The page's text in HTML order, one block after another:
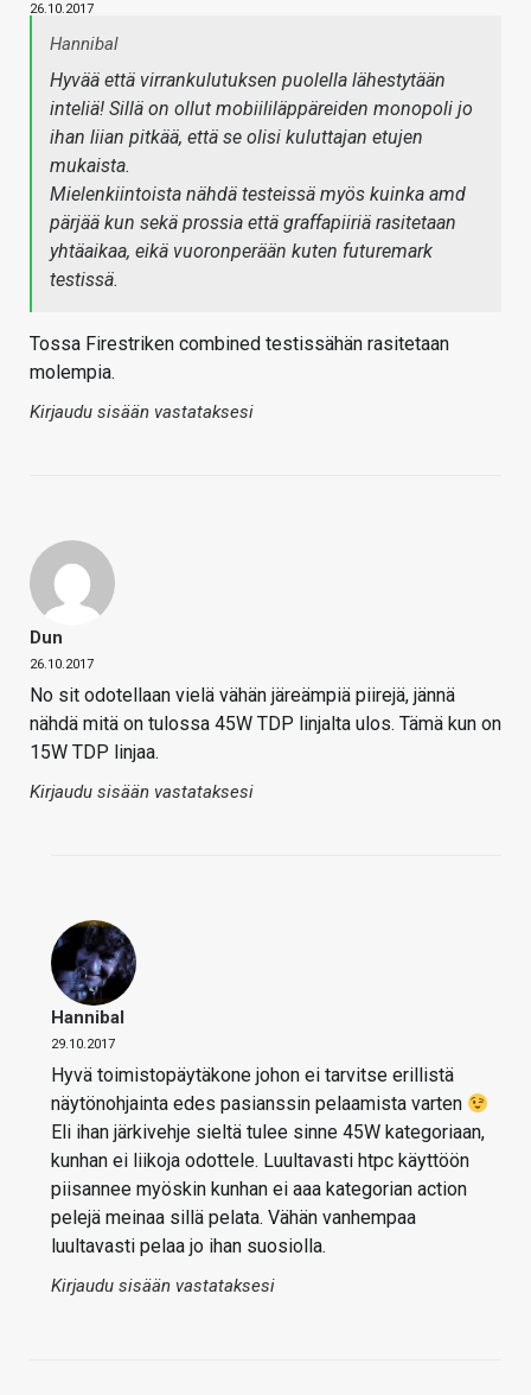
26.10.2017
Hannibal
Hyvää että virrankulutuksen puolella lähestytään
inteliä! Sillä on ollut mobiililäppäreiden monopoli jo
ihan liian pitkää, että se olisi kuluttajan etujen
mukaista.
Mielenkiintoista nähdä testeissä myös kuinka amd
pärjää kun sekä prossia että graffapiiriä rasitetaan
yhtäaikaa, eikä vuoronperään kuten futuremark
testissä.
Tossa Firestriken combined testissähän rasitetaan
molempia.
Kirjaudu sisään vastataksesi
Dun
26.10.2017
No sit odotellaan vielä vähän järeämpiä piirejä, jännä
nähdä mitä on tulossa 45W TDP linjalta ulos. Tämä kun on
15W TDP linjaa.
Kirjaudu sisään vastataksesi
Hannibal
29.10.2017
Hyvä toimistopäytäkone johon ei tarvitse erillistä
näytönohjainta edes pasianssin pelaamista varten
Eli ihan järkivehje sieltä tulee sinne 45W kategoriaan,
kunhan ei liikoja odottele. Luultavasti htpc käyttöön
piisannee myöskin kunhan ei aaa kategorian action
pelejä meinaa sillä pelata. Vähän vanhempaa
luultavasti pelaa jo ihan suosiolla.
Kirjaudu sisään vastataksesi